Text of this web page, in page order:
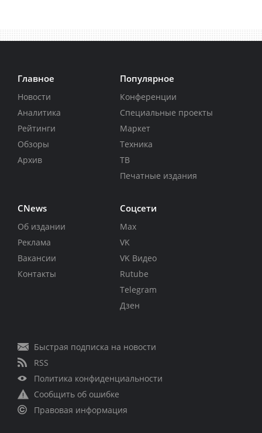
Главное
Новости
Аналитика
Рейтинги
Обзоры
Архив
Популярное
Конференции
Специальные проекты
Маркет
Техника
ТВ
Печатные издания
CNews
Об издании
Реклама
Вакансии
Контакты
Соцсети
Max
VK
VK Видео
Rutube
Telegram
Дзен
Быстрая подписка на новости
RSS
Политика конфиденциальности
Сообщить об ошибке
Правовая информация